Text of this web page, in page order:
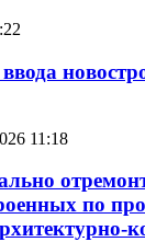
11:18
по